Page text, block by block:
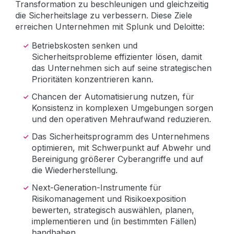
Transformation zu beschleunigen und gleichzeitig
die Sicherheitslage zu verbessern. Diese Ziele
erreichen Unternehmen mit Splunk und Deloitte:
Betriebskosten senken und
Sicherheitsprobleme effizienter lösen, damit
das Unternehmen sich auf seine strategischen
Prioritäten konzentrieren kann.
Chancen der Automatisierung nutzen, für
Konsistenz in komplexen Umgebungen sorgen
und den operativen Mehraufwand reduzieren.
Das Sicherheitsprogramm des Unternehmens
optimieren, mit Schwerpunkt auf Abwehr und
Bereinigung größerer Cyberangriffe und auf
die Wiederherstellung.
Next-Generation-Instrumente für
Risikomanagement und Risikoexposition
bewerten, strategisch auswählen, planen,
implementieren und (in bestimmten Fällen)